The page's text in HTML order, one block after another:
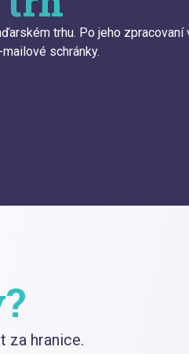
trhu. Po jeho zpracovaní
schránky.
za hranice.